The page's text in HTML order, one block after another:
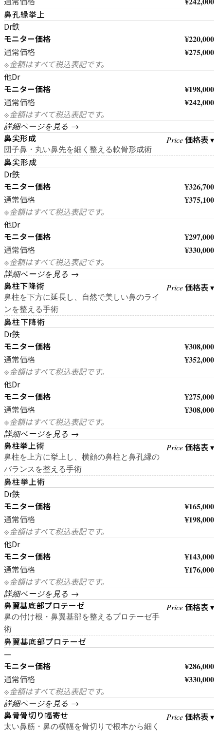
鼻孔縁挙上
Dr鉄
モニター価格 ¥220,000
通常価格 ¥275,000
※金額はすべて税込表記です。
他Dr
モニター価格 ¥198,000
通常価格 ¥242,000
※金額はすべて税込表記です。
詳細ページを見る →
鼻尖形成
団子鼻・丸い鼻先を細く整える軟骨形成術
Price価格表 ▾
鼻尖形成
Dr鉄
モニター価格 ¥326,700
通常価格 ¥375,100
※金額はすべて税込表記です。
他Dr
モニター価格 ¥297,000
通常価格 ¥330,000
※金額はすべて税込表記です。
詳細ページを見る →
鼻柱下降術
鼻柱を下方に延長し、自然で美しい鼻のライ
ンを整える手術
Price価格表 ▾
鼻柱下降術
Dr鉄
モニター価格 ¥308,000
通常価格 ¥352,000
※金額はすべて税込表記です。
他Dr
モニター価格 ¥275,000
通常価格 ¥308,000
※金額はすべて税込表記です。
詳細ページを見る →
鼻柱挙上術
鼻柱を上方に挙上し、横顔の鼻柱と鼻孔縁の
バランスを整える手術
Price価格表 ▾
鼻柱挙上術
Dr鉄
モニター価格 ¥165,000
通常価格 ¥198,000
※金額はすべて税込表記です。
他Dr
モニター価格 ¥143,000
通常価格 ¥176,000
※金額はすべて税込表記です。
詳細ページを見る →
鼻翼基底部プロテーゼ
鼻の付け根・鼻翼基部を整えるプロテーゼ手
術
Price価格表 ▾
鼻翼基底部プロテーゼ
—
モニター価格 ¥286,000
通常価格 ¥330,000
※金額はすべて税込表記です。
詳細ページを見る →
鼻骨骨切り幅寄せ
太い鼻筋・鼻の横幅を骨切りで根本から細く
Price価格表 ▾